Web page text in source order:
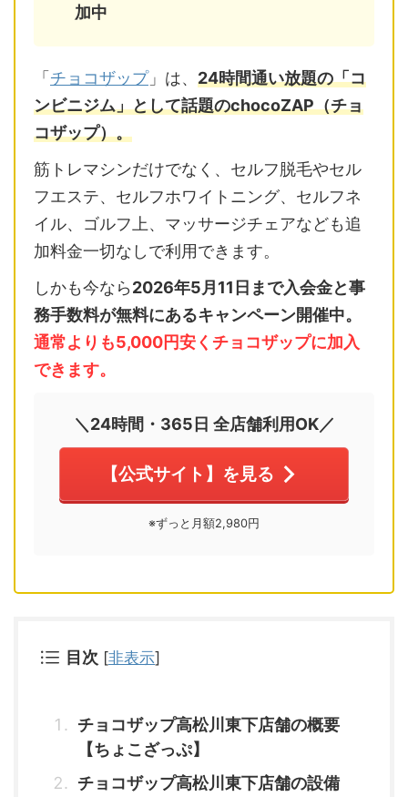
加中
「 チョコザップ」は、 24時間通い放題の「コ
ンビニジム」として話題のchocoZAP（チョ
コザップ）。
筋トレマシンだけでなく、セルフ脱毛やセル
フエステ、セルフホワイトニング、セルフネ
イル、ゴルフ上、マッサージチェアなども追
加料金一切なしで利用できます。
しかも今なら2026年5月11日まで入会金と事
務手数料が無料にあるキャンペーン開催中。
通常よりも5,000円安くチョコザップに加入
できます。
＼24時間・365日 全店舗利用OK／
【公式サイト】を見る
※ずっと月額2,980円
目次 [非表示]
チョコザップ高松川東下店舗の概要
【ちょこざっぷ】
チョコザップ高松川東下店舗の設備